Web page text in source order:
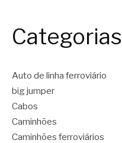
Categorias
Auto de linha ferroviário
big jumper
Cabos
Caminhões
Caminhões ferroviários